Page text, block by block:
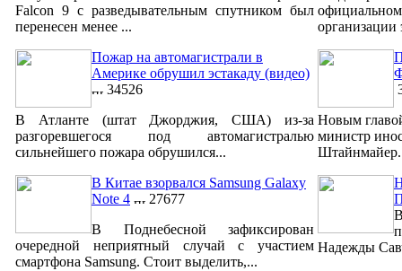
Falcon 9 с разведывательным спутником был
перенесен менее ...
Пожар на автомагистрали в
Америке обрушил эстакаду (видео)
34526
В Атланте (штат Джорджия, США) из-за
разгоревшегося под автомагистралью
сильнейшего пожара обрушился...
В Китае взорвался Samsung Galaxy
Note 4
27677
В Поднебесной зафиксирован
очередной неприятный случай с участием
смартфона Samsung. Стоит выделить,...
организации
Новым
министр
Надежды